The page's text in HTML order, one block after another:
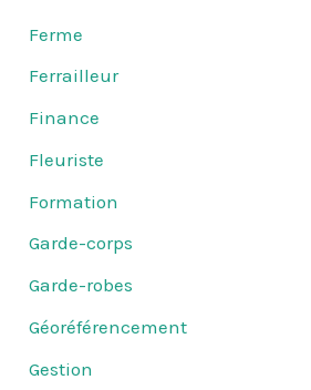
Ferme
Ferrailleur
Finance
Fleuriste
Formation
Garde-corps
Garde-robes
Géoréférencement
Gestion